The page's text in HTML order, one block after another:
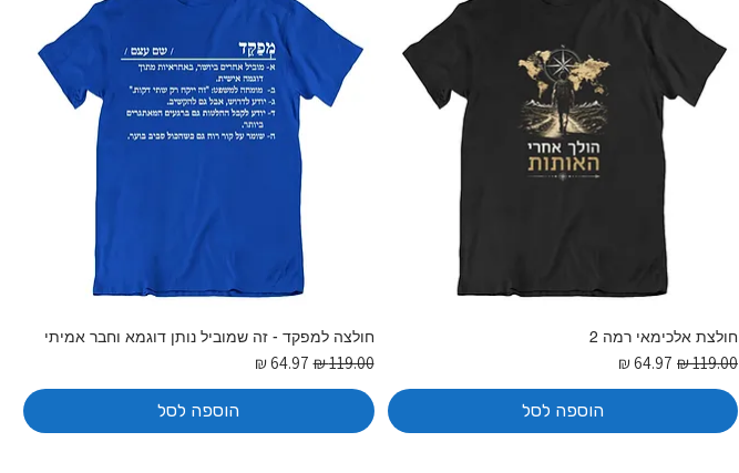
חולצת אלכימאי רמה 2
מחיר רגיל מחיר מבצע
הוספה לסל
חולצה למפקד - זה שמוביל נותן דוגמא וחבר אמיתי
מחיר רגיל‏119.00 ‏₪ מחיר מבצע
הוספה לסל